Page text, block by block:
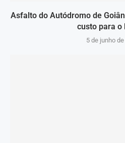
Asfalto do Autódromo de
custo para o
5 de junho